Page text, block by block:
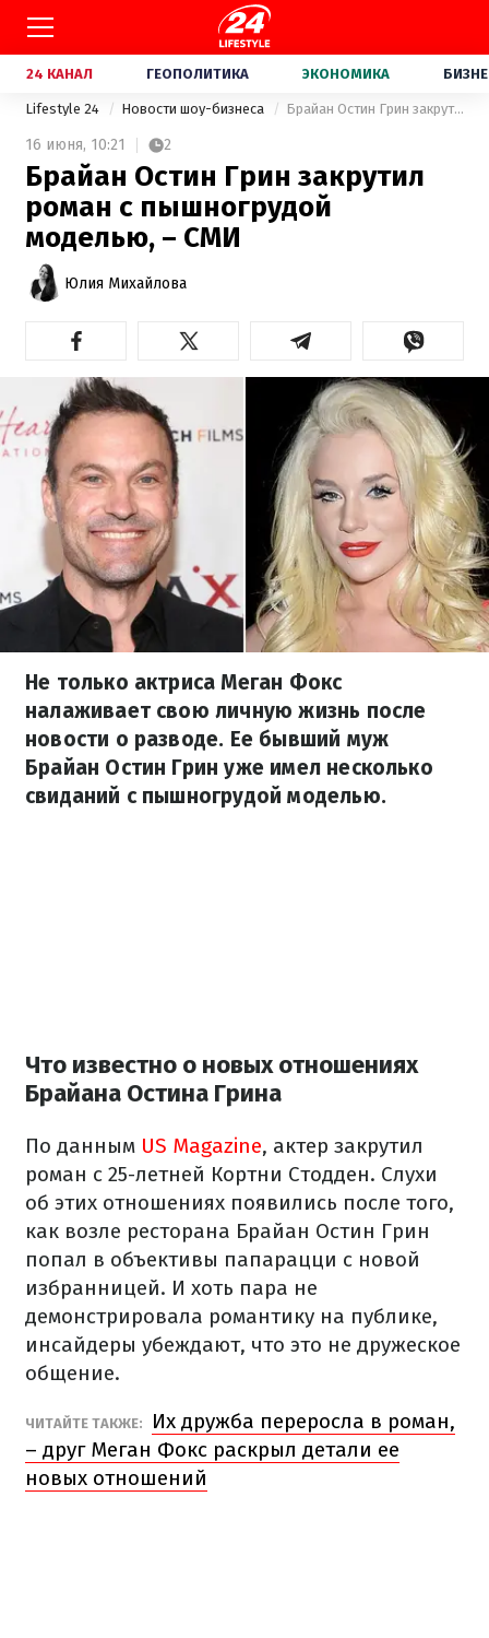
24 КАНАЛ ГЕОПОЛИТИКА ЭКОНОМИКА
Lifestyle 24 Новости шоу-бизнеса Брайан Остин Грин закрутил роман с пышногрудой моделью, – СМИ
16 июня, 10:21 2
Брайан Остин Грин закрутил
роман с пышногрудой
моделью, – СМИ
Юлия Михайлова
Не только актриса Меган Фокс
налаживает свою личную жизнь после
новости о разводе. Ее бывший муж
Брайан Остин Грин уже имел несколько
свиданий с пышногрудой моделью.
Что известно о новых отношениях
Брайана Остина Грина
По данным US Magazine, актер закрутил
роман с 25-летней Кортни Стодден. Слухи
об этих отношениях появились после того,
как возле ресторана Брайан Остин Грин
попал в объективы папарацци с новой
избранницей. И хоть пара не
демонстрировала романтику на публике,
инсайдеры убеждают, что это не дружеское
общение.
ЧИТАЙТЕ ТАКЖЕ:
Их дружба переросла в роман,
– друг Меган Фокс раскрыл детали ее
новых отношений